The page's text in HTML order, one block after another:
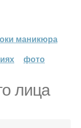
маникюра
фото
лица